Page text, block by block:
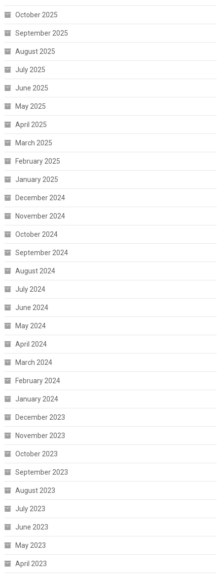
October 2025
September 2025
August 2025
July 2025
June 2025
May 2025
April 2025
March 2025
February 2025
January 2025
December 2024
November 2024
October 2024
September 2024
August 2024
July 2024
June 2024
May 2024
April 2024
March 2024
February 2024
January 2024
December 2023
November 2023
October 2023
September 2023
August 2023
July 2023
June 2023
May 2023
April 2023